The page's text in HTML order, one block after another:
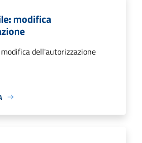
modifica
dell'autorizzazione